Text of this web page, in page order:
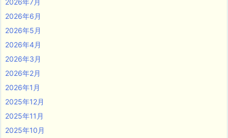
2026年7月
2026年6月
2026年5月
2026年4月
2026年3月
2026年2月
2026年1月
2025年12月
2025年11月
2025年10月